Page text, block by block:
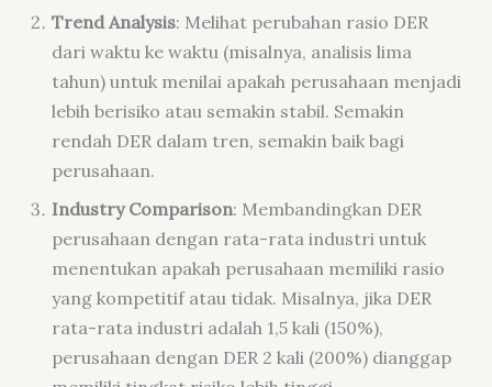
Trend Analysis: Melihat perubahan rasio DER
dari waktu ke waktu (misalnya, analisis lima
tahun) untuk menilai apakah perusahaan menjadi
lebih berisiko atau semakin stabil. Semakin
rendah DER dalam tren, semakin baik bagi
perusahaan.
Industry Comparison: Membandingkan DER
perusahaan dengan rata-rata industri untuk
menentukan apakah perusahaan memiliki rasio
yang kompetitif atau tidak. Misalnya, jika DER
rata-rata industri adalah 1,5 kali (150%),
perusahaan dengan DER 2 kali (200%) dianggap